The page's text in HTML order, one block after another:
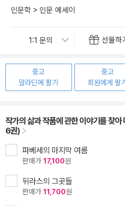
인문학 > 인문 에세이
선물하
중고
알라딘에 팔기
중고
회원에게 팔기
작가의 삶과 작품에 관한 이야기를 찾아
6권)
파베세의 마지막 여름
판매가 17,100원
뒤라스의 그곳들
판매가 11,700원